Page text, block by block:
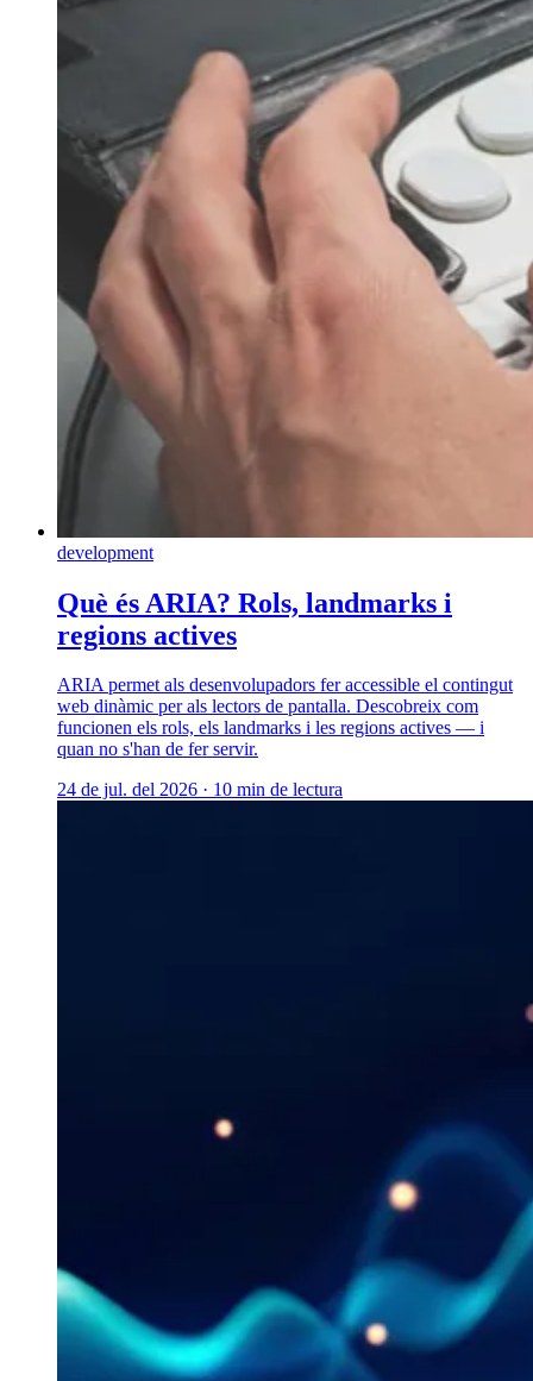
development
Què és ARIA? Rols, landmarks i
regions actives
ARIA permet als desenvolupadors fer accessible el contingut
web dinàmic per als lectors de pantalla. Descobreix com
funcionen els rols, els landmarks i les regions actives — i
quan no s'han de fer servir.
24 de jul. del 2026 · 10 min de lectura